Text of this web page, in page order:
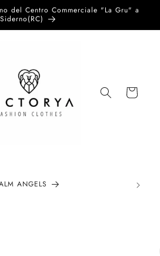
del Centro Commerciale "La Gru" a
Siderno(RC)
Carrello
ANGELS